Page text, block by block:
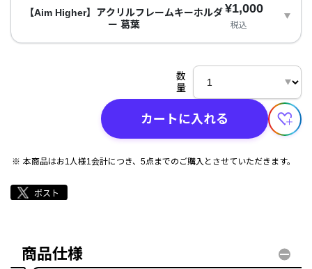
【Aim Higher】アクリルフレームキーホルダ
ー 葛葉
¥1,000
税込
数
量
カートに入れる
本商品はお1人様1会計につき、5点までのご購入とさせていただきます。
商品仕様